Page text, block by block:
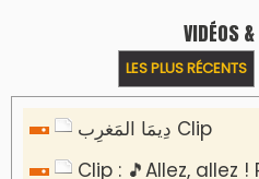
VIDÉOS
LES PLUS RÉCENTS
دِيمَا المَغرِب Clip
Clip : 🎵Allez, allez